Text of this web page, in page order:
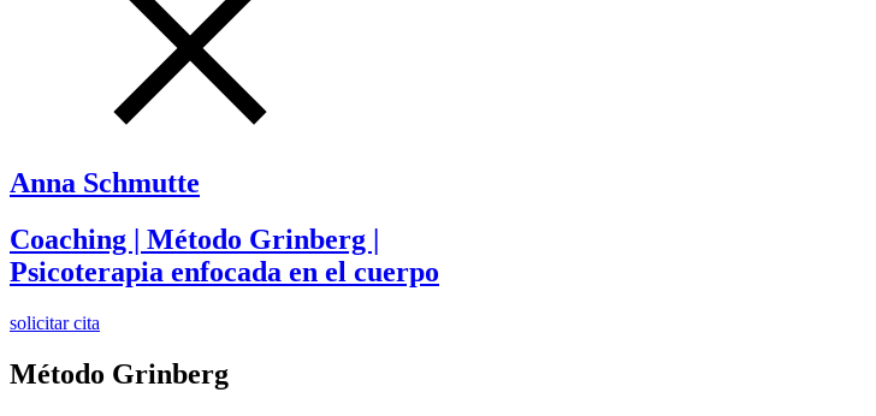
Anna Schmutte
Coaching | Método Grinberg |
Psicoterapia enfocada en el cuerpo
solicitar cita
Método Grinberg